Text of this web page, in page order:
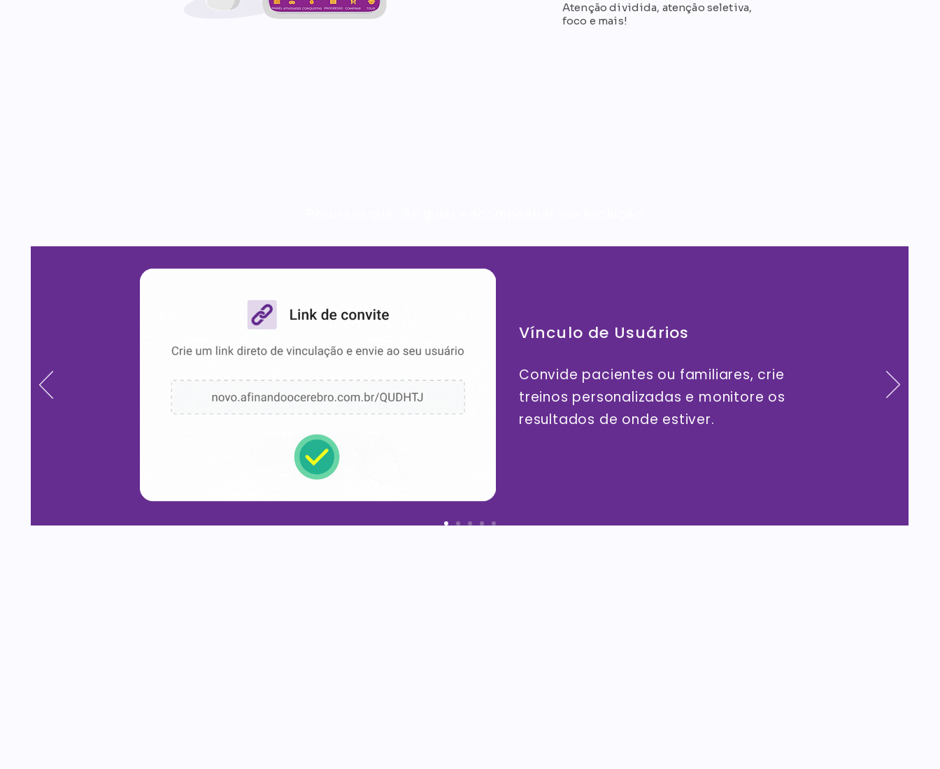
Atenção dividida, atenção seletiva,
foco e mais!
Vínculo de Usuários
Convide pacientes ou familiares, crie
treinos personalizadas e monitore os
resultados de onde estiver.